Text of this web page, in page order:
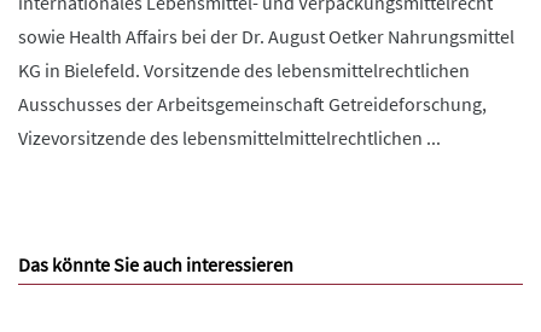
sowie Health Affairs bei der Dr. August Oetker Nahrungsmittel
KG in Bielefeld. Vorsitzende des lebensmittelrechtlichen
Ausschusses der Arbeitsgemeinschaft Getreideforschung,
Vizevorsitzende des lebensmittelmittelrechtlichen ...
Das könnte Sie auch interessieren